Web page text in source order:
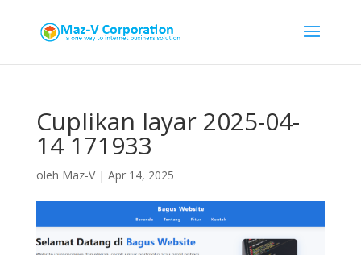
Cuplikan layar 2025-04-
14 171933
oleh Maz-V| Apr 14, 2025